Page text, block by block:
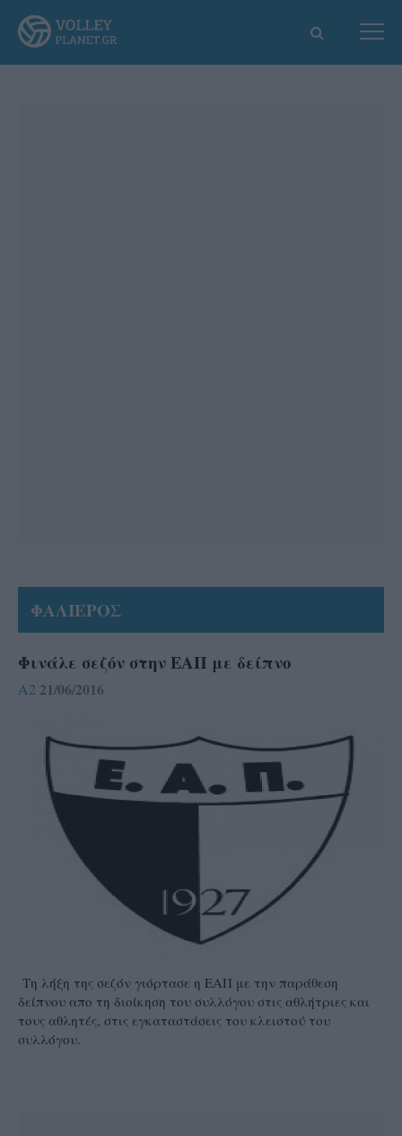
ΦΑΛΙΕΡΟΣ
Φινάλε σεζόν στην ΕΑΠ με δείπνο
A2 21/06/2016
Tη λήξη της σεζόν γιόρτασε η ΕΑΠ με την παράθεση
δείπνου απο τη διοίκηση του συλλόγου στις αθλήτριες και
τους αθλητές, στις εγκαταστάσεις του κλειστού του
συλλόγου.